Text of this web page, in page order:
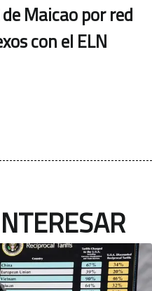
Maicao por red
con el ELN